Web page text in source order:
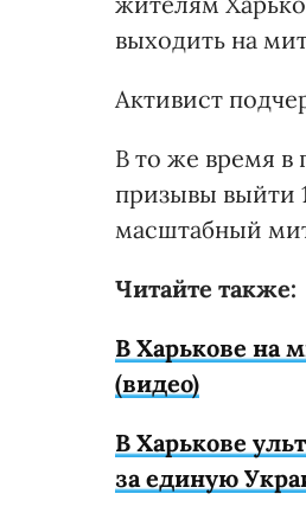
выходить на
Активист
В то же время в
призывы выйти
масштабный
Читайте также:
В Харькове на
(видео)
В Харькове
за единую